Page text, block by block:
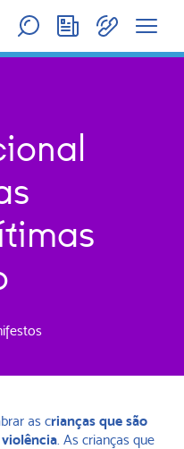
as crianças que são
. As crianças que